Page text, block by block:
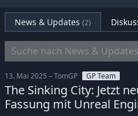
News & Updates (2)
13. Mai 2025 – TomGP GP Team
The Sinking City: Jetzt
Fassung mit Unreal